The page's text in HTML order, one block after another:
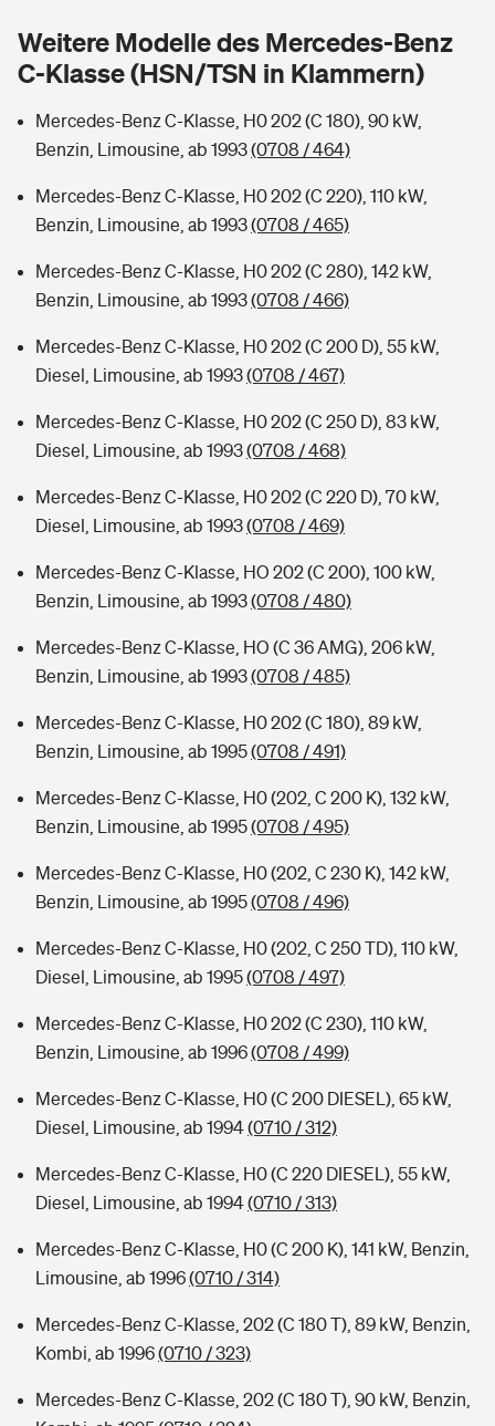
Hochwasser-Check: Wie gefährdet ist Ihr Haus?
Wer versichert was: Jetzt Versicherer finden
Private Cyberversicherung
Musikinstrumentenversicherung
Typklassen: So ist Ihr Auto eingestuft
Sie haben Fragen?
Rentenrechner: Wie viel Geld bekomme ich im Alter?
Weitere Modelle des Mercedes-Benz
C-Klasse (HSN/TSN in Klammern)
Mercedes-Benz C-Klasse, H0 202 (C 180), 90 kW,
Benzin, Limousine, ab 1993(0708 / 464)
Mercedes-Benz C-Klasse, H0 202 (C 220), 110 kW,
Benzin, Limousine, ab 1993(0708 / 465)
Mercedes-Benz C-Klasse, H0 202 (C 280), 142 kW,
Benzin, Limousine, ab 1993(0708 / 466)
Mercedes-Benz C-Klasse, H0 202 (C 200 D), 55 kW,
Diesel, Limousine, ab 1993(0708 / 467)
Mercedes-Benz C-Klasse, H0 202 (C 250 D), 83 kW,
Diesel, Limousine, ab 1993(0708 / 468)
Mercedes-Benz C-Klasse, H0 202 (C 220 D), 70 kW,
Diesel, Limousine, ab 1993(0708 / 469)
Mercedes-Benz C-Klasse, HO 202 (C 200), 100 kW,
Benzin, Limousine, ab 1993(0708 / 480)
Mercedes-Benz C-Klasse, HO (C 36 AMG), 206 kW,
Benzin, Limousine, ab 1993(0708 / 485)
Mercedes-Benz C-Klasse, H0 202 (C 180), 89 kW,
Benzin, Limousine, ab 1995(0708 / 491)
Mercedes-Benz C-Klasse, H0 (202, C 200 K), 132 kW,
Benzin, Limousine, ab 1995(0708 / 495)
Mercedes-Benz C-Klasse, H0 (202, C 230 K), 142 kW,
Benzin, Limousine, ab 1995(0708 / 496)
Mercedes-Benz C-Klasse, H0 (202, C 250 TD), 110 kW,
Diesel, Limousine, ab 1995(0708 / 497)
Mercedes-Benz C-Klasse, H0 202 (C 230), 110 kW,
Benzin, Limousine, ab 1996(0708 / 499)
Mercedes-Benz C-Klasse, H0 (C 200 DIESEL), 65 kW,
Diesel, Limousine, ab 1994(0710 / 312)
Mercedes-Benz C-Klasse, H0 (C 220 DIESEL), 55 kW,
Diesel, Limousine, ab 1994(0710 / 313)
Mercedes-Benz C-Klasse, H0 (C 200 K), 141 kW, Benzin,
Limousine, ab 1996(0710 / 314)
Mercedes-Benz C-Klasse, 202 (C 180 T), 89 kW, Benzin,
Kombi, ab 1996(0710 / 323)
Mercedes-Benz C-Klasse, 202 (C 180 T), 90 kW, Benzin,